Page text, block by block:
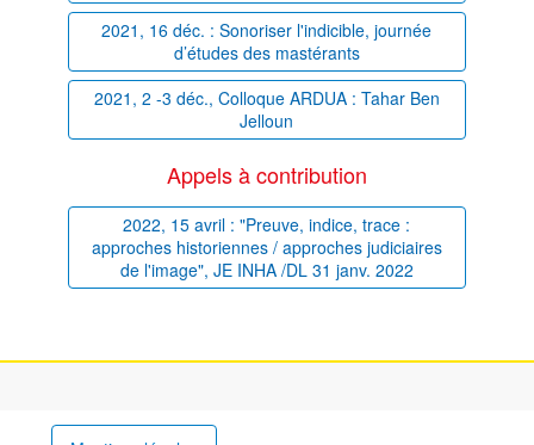
2021, 16 déc. : Sonoriser l'indicible, journée
d’études des mastérants
2021, 2 -3 déc., Colloque ARDUA : Tahar Ben
Jelloun
Appels à contribution
2022, 15 avril : "Preuve, indice, trace :
approches historiennes / approches judiciaires
de l'image", JE INHA /DL 31 janv. 2022